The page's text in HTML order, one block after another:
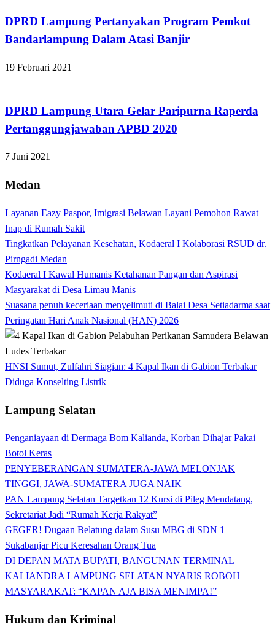
DPRD Lampung Pertanyakan Program Pemkot
Bandarlampung Dalam Atasi Banjir
19 Februari 2021
DPRD Lampung Utara Gelar Paripurna Raperda
Pertanggungjawaban APBD 2020
7 Juni 2021
Medan
Layanan Eazy Paspor, Imigrasi Belawan Layani Pemohon Rawat
Inap di Rumah Sakit
Tingkatkan Pelayanan Kesehatan, Kodaeral I Kolaborasi RSUD dr.
Pirngadi Medan‎
Kodaeral I Kawal Humanis Ketahanan Pangan dan Aspirasi
Masyarakat di Desa Limau Manis
Suasana penuh keceriaan menyelimuti di Balai Desa Setiadarma saat
Peringatan Hari Anak Nasional (HAN) 2026
HNSI Sumut, Zulfahri Siagian: 4 Kapal Ikan di Gabion Terbakar
Diduga Konselting Listrik
Lampung Selatan
Penganiayaan di Dermaga Bom Kalianda, Korban Dihajar Pakai
Botol Keras
PENYEBERANGAN SUMATERA-JAWA MELONJAK
TINGGI, JAWA-SUMATERA JUGA NAIK
PAN Lampung Selatan Targetkan 12 Kursi di Pileg Mendatang,
Sekretariat Jadi “Rumah Kerja Rakyat”
GEGER! Dugaan Belatung dalam Susu MBG di SDN 1
Sukabanjar Picu Keresahan Orang Tua
DI DEPAN MATA BUPATI, BANGUNAN TERMINAL
KALIANDRA LAMPUNG SELATAN NYARIS ROBOH –
MASYARAKAT: “KAPAN AJA BISA MENIMPA!”
Hukum dan Kriminal